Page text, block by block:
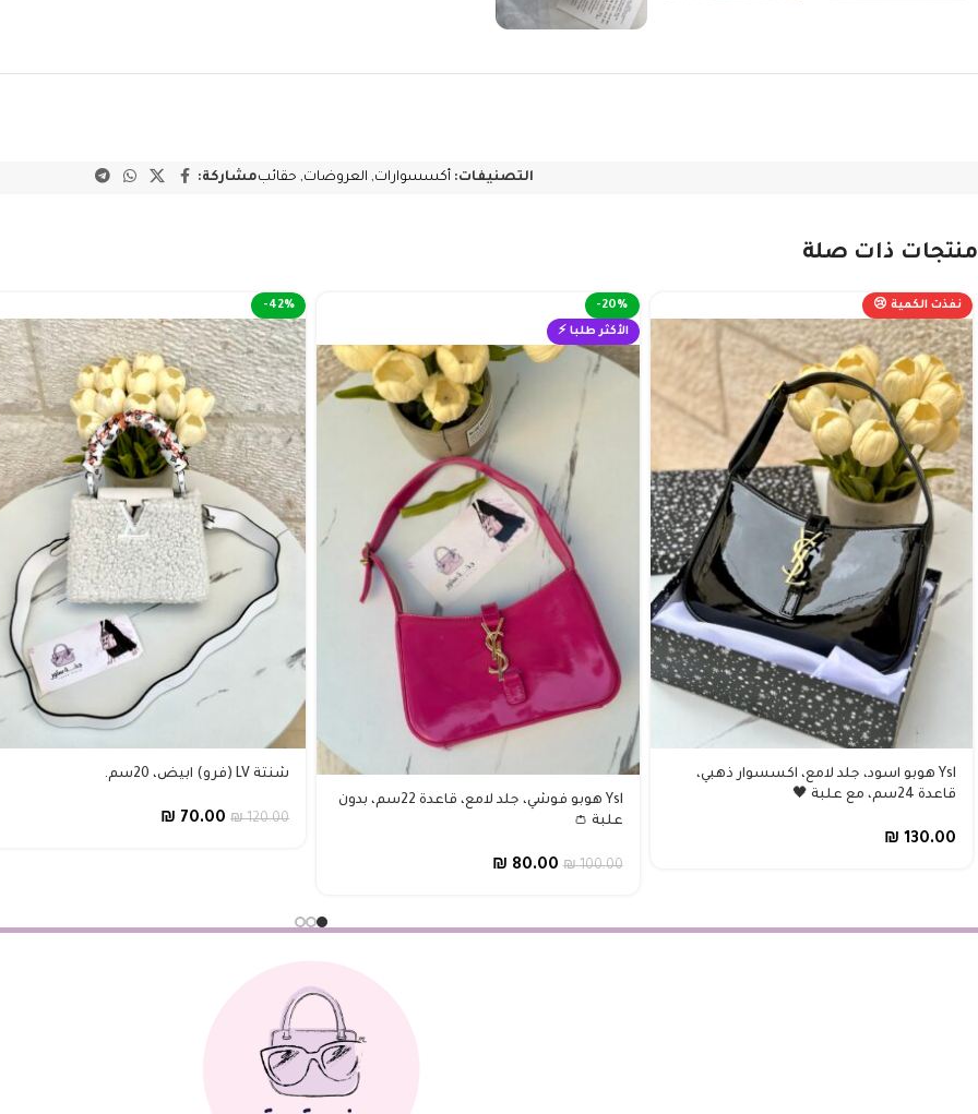
التصنيفات: أكسسوارات, العروضات, حقائبمشاركة:
منتجات ذات صلة
نفذت الكمية 😢
Ysl هوبو اسود، جلد لامع، اكسسوار ذهبي،
قاعدة 24سم، مع علبة 🖤
₪ 130.00
-20%
الأكثر طلبا ⚡
Ysl هوبو فوشي، جلد لامع، قاعدة 22سم، بدون
علبة 👛
₪100.00
₪ 80.00
-42%
شنتة LV (فرو) ابيض، 20سم.
₪120.00
₪ 70.00